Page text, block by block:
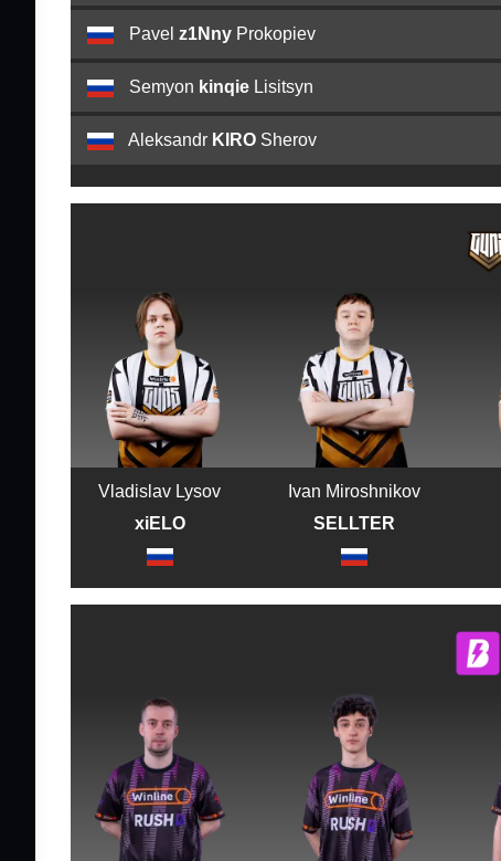
Pavel z1Nny Prokopiev
Semyon kinqie Lisitsyn
Aleksandr KIRO Sherov
Vladislav Lysov
xiELO
Ivan Miroshnikov
SELLTER